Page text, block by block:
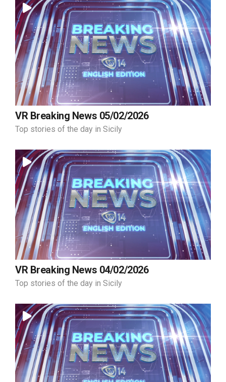
VR Breaking News 05/02/2026
Top stories of the day in Sicily
VR Breaking News 04/02/2026
Top stories of the day in Sicily